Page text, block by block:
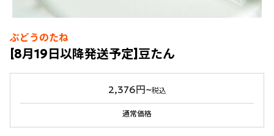
ぶどうのたね
[8月19日以降発送予定]豆たん
2,376円~税込
通常価格